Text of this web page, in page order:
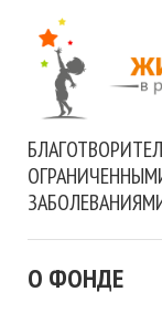
О ФОНДЕ